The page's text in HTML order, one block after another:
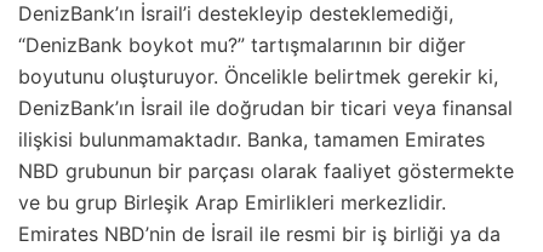
DenizBank’ın İsrail’i destekleyip desteklemediği,
“DenizBank boykot mu?” tartışmalarının bir diğer
boyutunu oluşturuyor. Öncelikle belirtmek gerekir ki,
DenizBank’ın İsrail ile doğrudan bir ticari veya finansal
ilişkisi bulunmamaktadır. Banka, tamamen Emirates
NBD grubunun bir parçası olarak faaliyet göstermekte
ve bu grup Birleşik Arap Emirlikleri merkezlidir.
Emirates NBD’nin de İsrail ile resmi bir iş birliği ya da